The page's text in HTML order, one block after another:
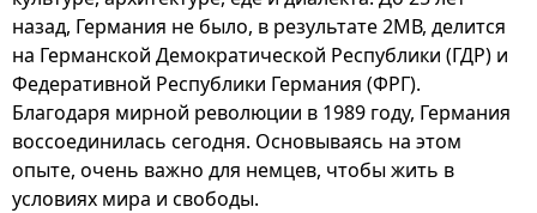
назад, Германия не было, в результате 2МВ, делится
на Германской Демократической Республики (ГДР) и
Федеративной Республики Германия (ФРГ).
Благодаря мирной революции в 1989 году, Германия
воссоединилась сегодня. Основываясь на этом
опыте, очень важно для немцев, чтобы жить в
условиях мира и свободы.